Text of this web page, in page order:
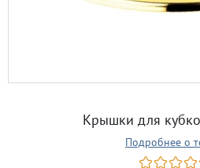
Крышки для
Подробнее о